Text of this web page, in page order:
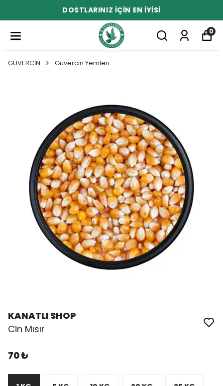
DOSTLARINIZ İÇİN EN İYİSİ
0
GÜVERCİN Güvercin Yemleri
KANATLI SHOP
Cin Mısır
70 ₺